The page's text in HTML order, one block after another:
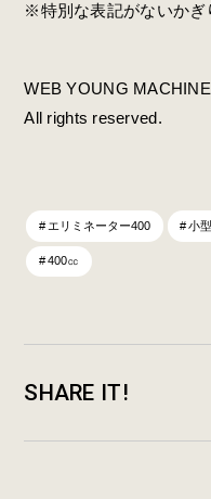
※特別な表記がないかぎ
WEB YOUNG
All rights reserved.
エリミネーター400 小
400㏄
SHARE IT!